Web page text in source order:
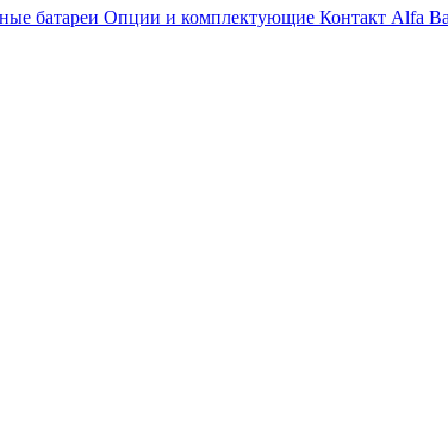
батареи Опции и комплектующие Контакт Alfa